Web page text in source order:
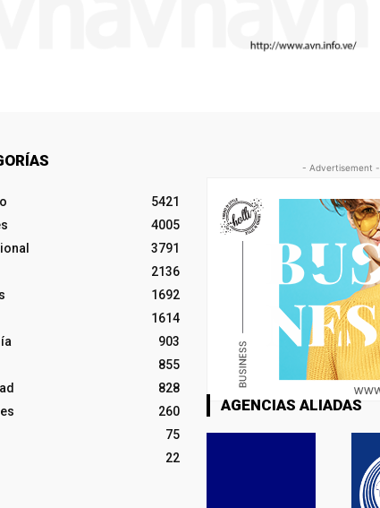
5421
4005
3791
2136
1692
1614
903
855
828
260
75
22
- Advertisement -
AGENCIAS ALIADAS